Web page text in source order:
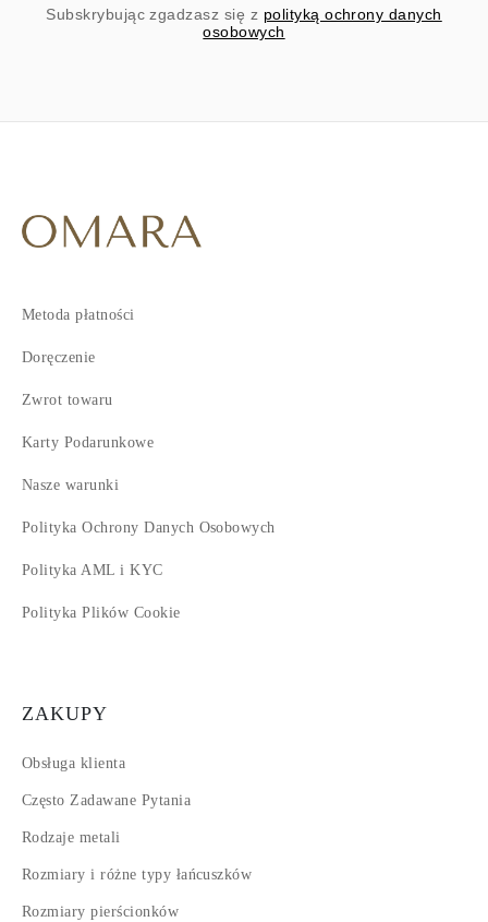
Subskrybując zgadzasz się z polityką ochrony danych
osobowych
Metoda płatności
Doręczenie
Zwrot towaru
Karty Podarunkowe
Nasze warunki
Polityka Ochrony Danych Osobowych
Polityka AML i KYC
Polityka Plików Cookie
ZAKUPY
Obsługa klienta
Często Zadawane Pytania
Rodzaje metali
Rozmiary i różne typy łańcuszków
Rozmiary pierścionków